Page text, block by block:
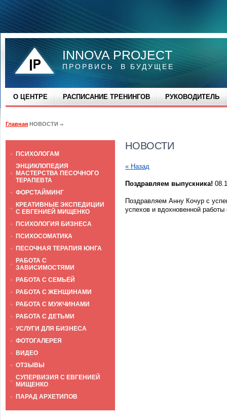
INNOVA PROJECT
ПРОРВИСЬ В БУДУЩЕЕ
О ЦЕНТРЕ РАСПИСАНИЕ ТРЕНИНГОВ РУКОВОДИТЕЛЬ
Главная НОВОСТИ
ПСИХОЛОГАМ
ЭНЦИКЛОПЕДИЯ
МАСТЕРСТВА ПЕСОЧНОГО
ТЕРАПЕВТА
ФОРСТАЙМИНГ
КРЕАТИВНЫЕ ЭКСПЕДИЦИИ
С ЕВГЕНИЕЙ МИЩЕНКО
ПСИХОЛОГИЯ БИЗНЕСА
ПСИХОСОМАТИКА
ПЕСОЧНАЯ ТЕРАПИЯ ЮНГА
РАБОТА С
ЗАВИСИМОСТЯМИ
РАБОТА С СЕМЬЁЙ
РАБОТА С ЖЕНЩИНАМИ
РАБОТА С МУЖЧИНАМИ
РАБОТА С ДЕТЬМИ
УСЛУГИ ДЛЯ БИЗНЕСА
ФОТОГАЛЕРЕЯ
ВИДЕО
ОТЗЫВЫ
СУПЕРВИЗИЯ С ЕВГЕНИЕЙ
МИЩЕНКО
ПАРАД АРХЕТИПОВ
НОВОСТИ
« Назад
Поздравляем выпускника!
Поздравляем Анну Кочур с
успехов и вдохновенной